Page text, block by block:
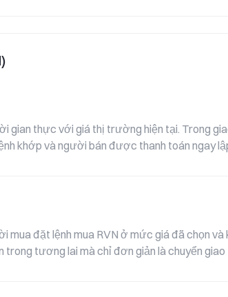
gian thực với giá thị trường hiện tại. Trong
khớp và người bán được thanh toán ngay
đặt lệnh mua RVN ở mức giá đã chọn
tương lai mà chỉ đơn giản là chuyển